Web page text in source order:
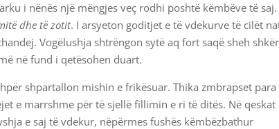
i nënës një mëngjes veç rodhi poshtë këmbëve të saj.
dhe të zotit. I arsyeton goditjet e të vdekurve të cilët
Vogëlushja shtrëngon sytë aq fort saqë sheh
në fund i qetësohen duart.
shpartallon mishin e frikësuar. Thika zmbrapset para
e marrshme për të sjellë fillimin e ri të ditës. Në qeskat
e saj të vdekur, nëpërmes fushës këmbëzbathur